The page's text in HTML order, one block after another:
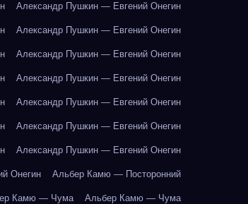
Александр Пушкин — Евгений Онегин
Александр Пушкин — Евгений Онегин
Александр Пушкин — Евгений Онегин
Александр Пушкин — Евгений Онегин
Александр Пушкин — Евгений Онегин
Александр Пушкин — Евгений Онегин
Александр Пушкин — Евгений Онегин
Онегин Альбер Камю — Посторонний
Камю — Чума Альбер Камю — Чума